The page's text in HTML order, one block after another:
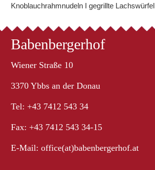
Knoblauchrahmnudeln I gegrillte Lachswürfel
Babenbergerhof
Wiener Straße 10
3370 Ybbs an der Donau
Tel: +43 7412 543 34
Fax: +43 7412 543 34-15
E-Mail:office(at)babenbergerhof.at